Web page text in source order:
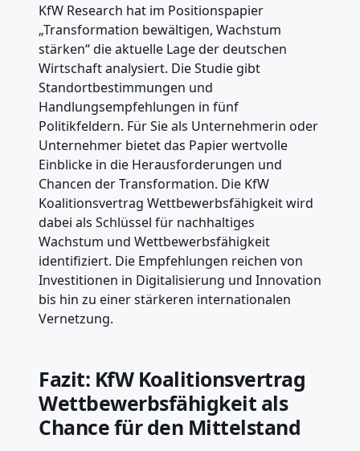
KfW Research hat im Positionspapier
„Transformation bewältigen, Wachstum
stärken“ die aktuelle Lage der deutschen
Wirtschaft analysiert. Die Studie gibt
Standortbestimmungen und
Handlungsempfehlungen in fünf
Politikfeldern. Für Sie als Unternehmerin oder
Unternehmer bietet das Papier wertvolle
Einblicke in die Herausforderungen und
Chancen der Transformation. Die KfW
Koalitionsvertrag Wettbewerbsfähigkeit wird
dabei als Schlüssel für nachhaltiges
Wachstum und Wettbewerbsfähigkeit
identifiziert. Die Empfehlungen reichen von
Investitionen in Digitalisierung und Innovation
bis hin zu einer stärkeren internationalen
Vernetzung.
Fazit: KfW Koalitionsvertrag
Wettbewerbsfähigkeit als
Chance für den Mittelstand